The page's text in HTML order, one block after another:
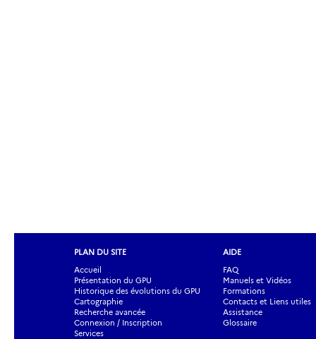
PLAN DU SITE
Accueil
Présentation du GPU
Historique des évolutions du GPU
Cartographie
Recherche avancée
Connexion / Inscription
Services
AIDE
FAQ
Manuels et Vidéos
Formations
Contacts et Liens utiles
Assistance
Glossaire